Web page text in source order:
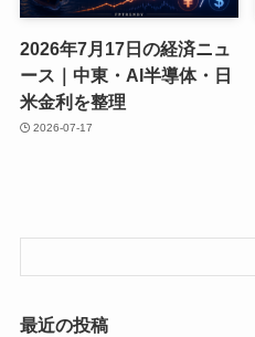
2026年7月17日の経済ニュ
ース｜中東・AI半導体・日
米金利を整理
2026-07-17
最近の投稿